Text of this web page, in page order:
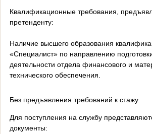
Квалификационные требования,
претенденту:
Наличие высшего образования
«Специалист» по направлению
деятельности отдела финансового и
технического обеспечения.
Без предъявления требований к стажу.
Для поступления на службу
документы: